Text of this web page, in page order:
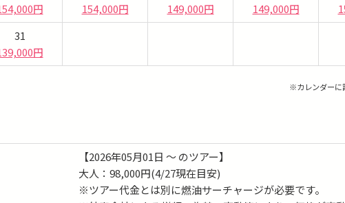
円
154,000円
149,000円
149,000円
31
円
※カレンダーに
【2026年05月01日 ～ のツアー】
大人：98,000円(4/27現在目安)
※ツアー代金とは別に燃油サーチャージが必要です。